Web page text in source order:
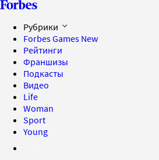
Рубрики
Forbes Games New
Рейтинги
Франшизы
Подкасты
Видео
Life
Woman
Sport
Young